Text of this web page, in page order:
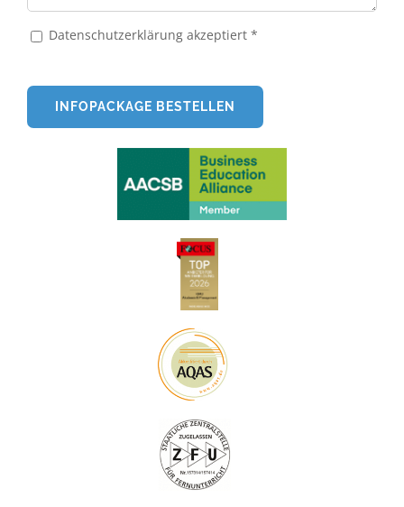
Datenschutzerklärung akzeptiert *